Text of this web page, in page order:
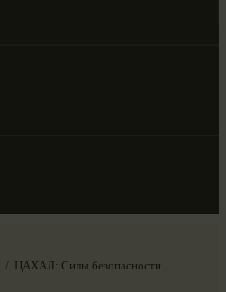
ЦАХАЛ: Силы безопасности...